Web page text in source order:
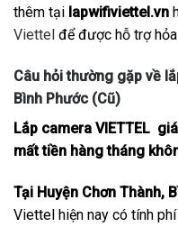
thêm tại lapwifiviettel.vn
Viettel để được hỗ trợ
Câu hỏi thường gặp về
Bình Phước (Cũ)
Lắp camera VIETTEL
mất tiền hàng tháng
Tại Huyện Chơn Thành,
Viettel hiện nay có tính